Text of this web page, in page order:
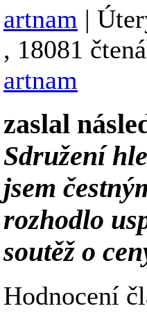
artnam |
, 18081
artnam
zaslal
Sdružení
jsem
rozhodlo
soutěž o
Hodnocení